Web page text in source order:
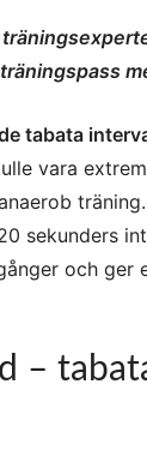
tabata
vara
sekunders
och ger
–